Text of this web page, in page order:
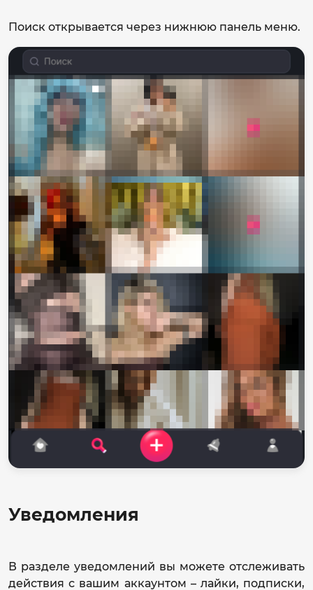
Поиск открывается через нижнюю панель меню.
Уведомления
В разделе уведомлений вы можете отслеживать
действия с вашим аккаунтом – лайки, подписки,